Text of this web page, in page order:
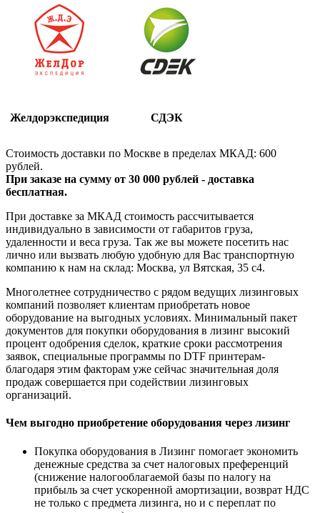
Желдорэкспедиция СДЭК
Стоимость доставки по Москве в пределах МКАД: 600
рублей.
При заказе на сумму от 30 000 рублей - доставка
бесплатная.
При доставке за МКАД стоимость рассчитывается
индивидуально в зависимости от габаритов груза,
удаленности и веса груза. Так же вы можете посетить нас
лично или вызвать любую удобную для Вас транспортную
компанию к нам на склад: Москва, ул Вятская, 35 c4.
Многолетнее сотрудничество с рядом ведущих лизинговых
компаний позволяет клиентам приобретать новое
оборудование на выгодных условиях. Минимальный пакет
документов для покупки оборудования в лизинг высокий
процент одобрения сделок, краткие сроки рассмотрения
заявок, специальные программы по DTF принтерам-
благодаря этим факторам уже сейчас значительная доля
продаж совершается при содействии лизинговых
организаций.
Чем выгодно приобретение оборудования через лизинг
Покупка оборудования в Лизинг помогает экономить
денежные средства за счет налоговых преференций
(снижение налогооблагаемой базы по налогу на
прибыль за счет ускоренной амортизации, возврат НДС
не только с предмета лизинга, но и с переплат по